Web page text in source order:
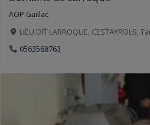
AOP Gaillac
LIEU DIT LARROQUE, CESTAYROLS,
0563568763